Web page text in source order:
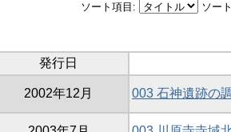
ソート項目: ソー
発行日
2002年12月 003 石神遺跡の